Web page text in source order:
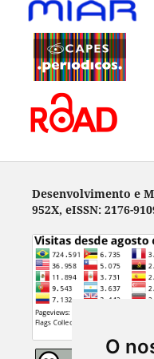
O
Desenvolvimento e
952X, eISSN: 2176-